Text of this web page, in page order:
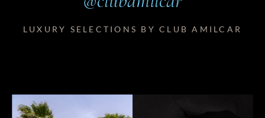
LUXURY SELECTIONS BY CLUB AMILCAR